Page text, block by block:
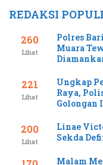
REDAKSI
260
Lihat
Polres
Muara
221
Lihat
Ungkap
Raya,
Golongan I
200
Lihat
Linae
Sekda
Malam